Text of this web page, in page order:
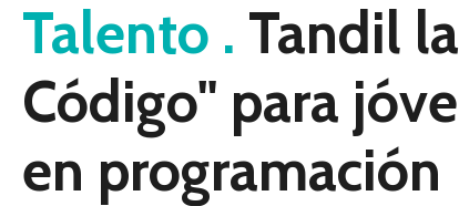
Talento . Tandil
Código" para
en programación